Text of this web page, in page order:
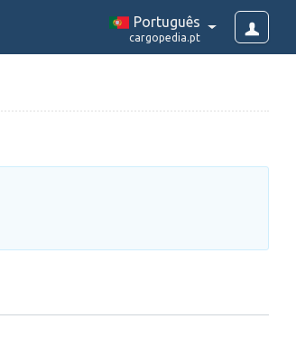
Português
cargopedia.pt